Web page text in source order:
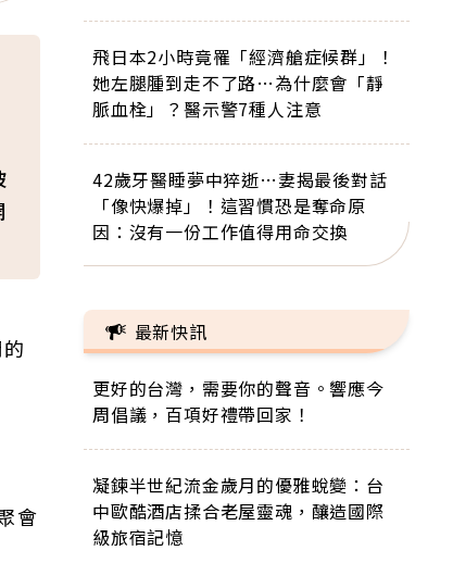
會
飛日本2小時竟罹「經濟艙症候群」！
她左腿腫到走不了路…為什麼會「靜
脈血栓」？醫示警7種人注意
42歲牙醫睡夢中猝逝…妻揭最後對話
「像快爆掉」！這習慣恐是奪命原
因：沒有一份工作值得用命交換
最新快訊
更好的台灣，需要你的聲音。響應今
周倡議，百項好禮帶回家！
凝鍊半世紀流金歲月的優雅蛻變：台
中歐酷酒店揉合老屋靈魂，釀造國際
級旅宿記憶